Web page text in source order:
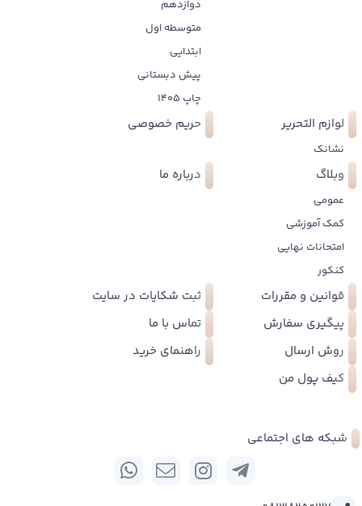
دوازدهم
متوسطه اول
ابتدایی
پیش دبستانی
چاپ 1405
لوازم التحریر
نشانک
حریم خصوصی
وبلاگ
عمومی
کمک آموزشی
امتحانات نهایی
کنکور
درباره ما
قوانین و مقررات
ثبت شکایات در سایت
پیگیری سفارش
تماس با ما
روش ارسال
راهنمای خرید
کیف پول من
شبکه های اجتماعی